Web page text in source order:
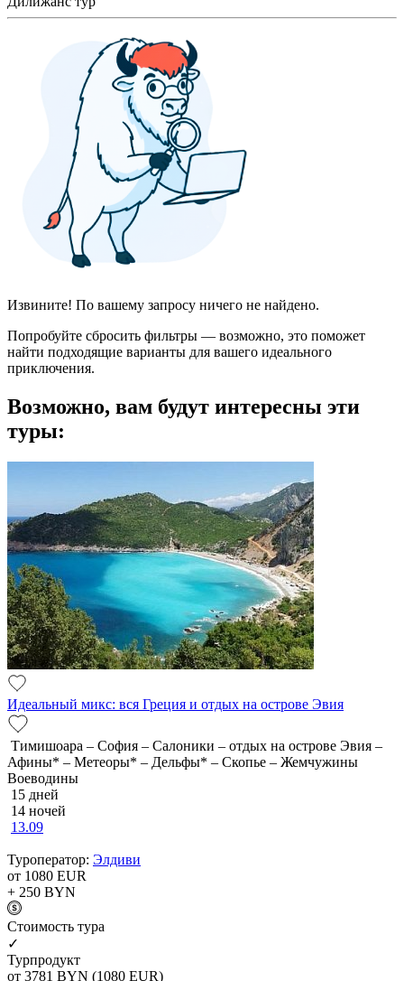
Извините! По вашему запросу ничего не найдено.
Попробуйте сбросить фильтры — возможно, это поможет
найти подходящие варианты для вашего идеального
приключения.
Возможно, вам будут интересны эти
туры:
Идеальный микс: вся Греция и отдых на острове Эвия
Тимишоара – София – Салоники – отдых на острове Эвия –
Афины* – Метеоры* – Дельфы* – Скопье – Жемчужины
Воеводины
15 дней
14 ночей
13.09
Туроператор: Элдиви
от 1080 EUR
+ 250 BYN
Cтоимость тура
✓
Турпродукт
от 3781 BYN (1080 EUR)